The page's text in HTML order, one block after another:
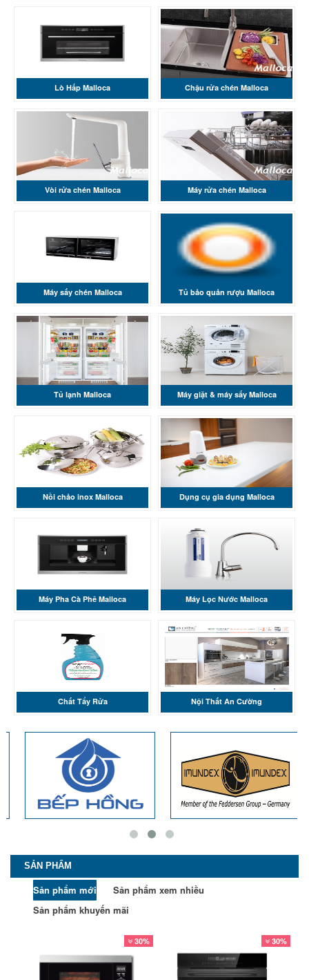
Lò Hấp Malloca Chậu rửa chén Malloca
Vòi rửa chén Malloca Máy rửa chén Malloca
Máy sấy chén Malloca Tủ bảo quản rượu Malloca
Tủ lạnh Malloca Máy giặt & máy sấy Malloca
Nồi chảo inox Malloca Dụng cụ gia dụng Malloca
Máy Pha Cà Phê Malloca Máy Lọc Nước Malloca
Chất Tẩy Rửa Nội Thất An Cường
SẢN PHẨM
Sản phẩm mới
Sản phẩm xem nhiều
Sản phẩm khuyến mãi
30% 30%